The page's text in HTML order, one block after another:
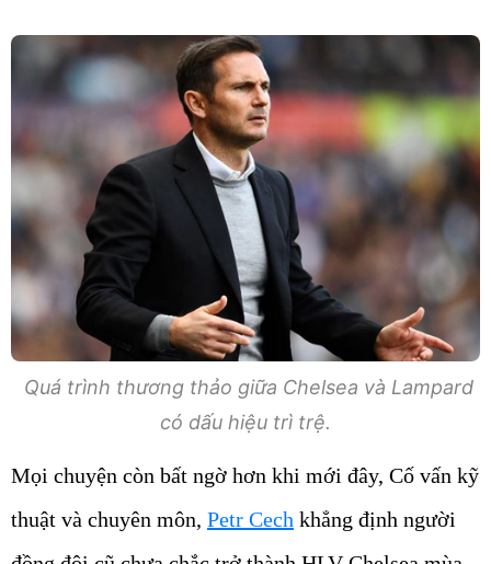
Quá trình thương thảo giữa Chelsea và Lampard
có dấu hiệu trì trệ.
Mọi chuyện còn bất ngờ hơn khi mới đây, Cố vấn kỹ
thuật và chuyên môn, Petr Cech khẳng định người